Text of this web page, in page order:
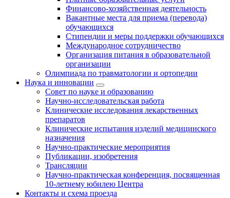
Финансово-хозяйственная деятельность
Вакантные места для приема (перевода)
обучающихся
Стипендии и меры поддержки обучающихся
Международное сотрудничество
Организация питания в образовательной
организации
Олимпиада по травматологии и ортопедии
Наука и инновации
Совет по науке и образованию
Научно-исследовательская работа
Клинические исследования лекарственных
препаратов
Клинические испытания изделий медицинского
назначения
Научно-практические мероприятия
Публикации, изобретения
Трансляции
Научно-практическая конференция, посвященная
10-летнему юбилею Центра
Контакты и схема проезда